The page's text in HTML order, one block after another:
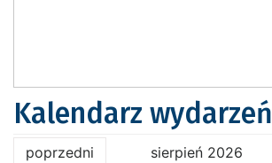
Kalendarz wydarzeń
poprzedni sierpień 2026